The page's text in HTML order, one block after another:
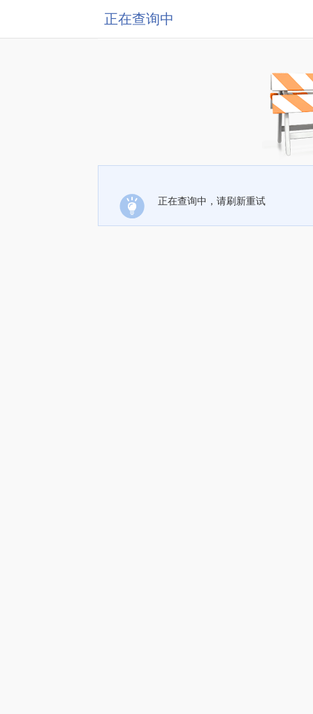
正在查询中
正在查询中，请刷新重试